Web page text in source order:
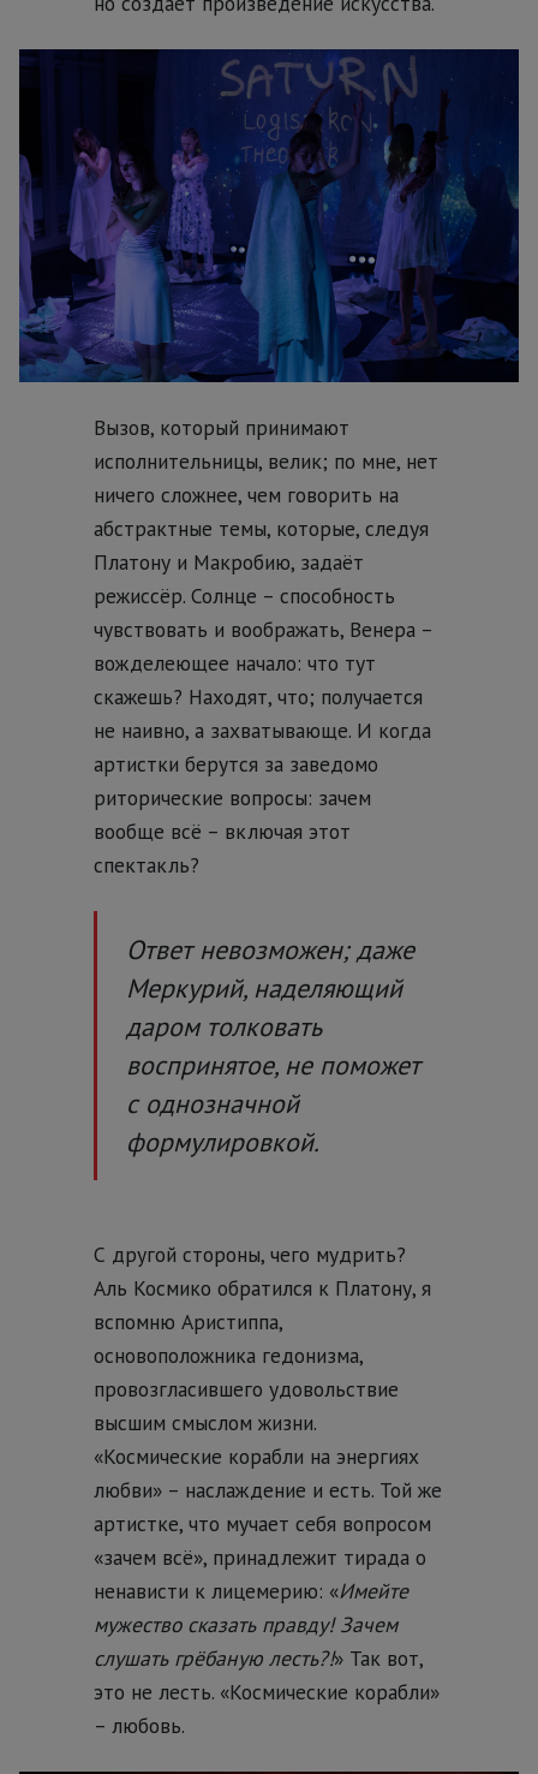
Вызов, который принимают
исполнительницы, велик; по мне, нет
ничего сложнее, чем говорить на
абстрактные темы, которые, следуя
Платону и Макробию, задаёт
режиссёр. Солнце – способность
чувствовать и воображать, Венера –
вожделеющее начало: что тут
скажешь? Находят, что; получается
не наивно, а захватывающе. И когда
артистки берутся за заведомо
риторические вопросы: зачем
вообще всё – включая этот
спектакль?
Ответ невозможен; даже
Меркурий, наделяющий
даром толковать
воспринятое, не поможет
с однозначной
формулировкой.
С другой стороны, чего мудрить?
Аль Космико обратился к Платону, я
вспомню Аристиппа,
основоположника гедонизма,
провозгласившего удовольствие
высшим смыслом жизни.
«Космические корабли на энергиях
любви» – наслаждение и есть. Той же
артистке, что мучает себя вопросом
«зачем всё», принадлежит тирада о
ненависти к лицемерию: «Имейте
мужество сказать правду! Зачем
слушать грёбаную лесть?!» Так вот,
это не лесть. «Космические корабли»
– любовь.